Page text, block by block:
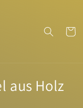
aus Holz